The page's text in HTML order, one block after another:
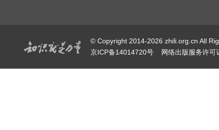
© Copyright 2014-2026 zhili.org.cn All
京ICP备14014720号
网络出版服务许可